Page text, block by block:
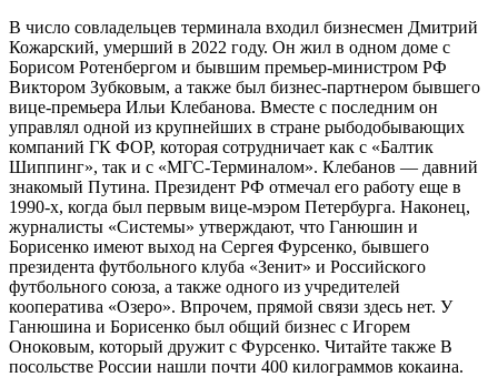
В число совладельцев терминала входил бизнесмен Дмитрий
Кожарский, умерший в 2022 году. Он жил в одном доме с
Борисом Ротенбергом и бывшим премьер-министром РФ
Виктором Зубковым, а также был бизнес-партнером бывшего
вице-премьера Ильи Клебанова. Вместе с последним он
управлял одной из крупнейших в стране рыбодобывающих
компаний ГК ФОР, которая сотрудничает как с «Балтик
Шиппинг», так и с «МГС-Терминалом». Клебанов — давний
знакомый Путина. Президент РФ отмечал его работу еще в
1990-х, когда был первым вице-мэром Петербурга. Наконец,
журналисты «Системы» утверждают, что Ганюшин и
Борисенко имеют выход на Сергея Фурсенко, бывшего
президента футбольного клуба «Зенит» и Российского
футбольного союза, а также одного из учредителей
кооператива «Озеро». Впрочем, прямой связи здесь нет. У
Ганюшина и Борисенко был общий бизнес с Игорем
Оноковым, который дружит с Фурсенко. Читайте также В
посольстве России нашли почти 400 килограммов кокаина.